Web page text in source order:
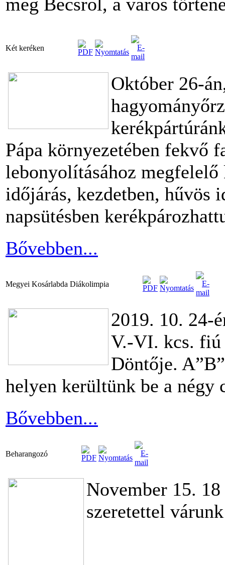
Két keréken
Október 26-
Pápa környezetében fekvő
lebonyolításához
időjárás, kezdetben, hűvös
napsütésben
Bővebben...
Megyei Kosárlabda Diákolimpia
2019. 10. 24-
V.-VI. kcs. fiú
Döntője.
helyen kerültünk be a négy
Bővebben...
Beharangozó
November 15.
szeretettel